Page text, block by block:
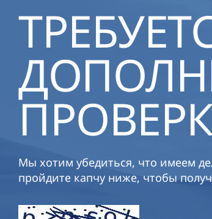
Мы хотим убедиться, что имеем
пройдите капчу ниже, чтобы